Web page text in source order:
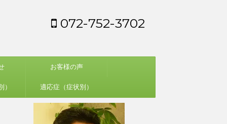
072-752-3702
お客様の声
） 適応症（症状別）